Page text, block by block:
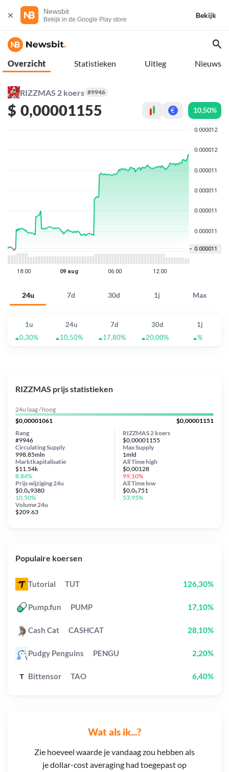
Newsbit
Bekijk in de Google Play store
Bekijk
Overzicht Statistieken Uitleg Nieuws
RIZZMAS 2 koers #9946
$ 0,00001155 € 10,50%
24u 7d 30d 1j Max
1u 24u 7d 30d
1j
0,30%
10,50% 17,80% 20,00% %
Wat als ik...?
Zie hoeveel waarde je vandaag zou hebben als
je dollar-cost averaging had toegepast op
RIZZMAS prijs statistieken
24u laag / hoog
$0,00001061
$0,00001151
RIZZMAS 2 koers
$0,00001155
Circulating Supply
998.85mln
Prijs wijziging 24u
$0,0₆9380
10,50%
Max Supply
1mld
Marktkapitalisatie
$11.54k
8,84%
Volume 24u
$209.63
Rang
#9946
All Timehigh
$0,00128
99,10%
All Time low
$0,0₅751
53,95%
Populaire koersen
Tutorial TUT 126,30%
Pump.fun PUMP 17,10%
Cash Cat CASHCAT 28,10%
Pudgy Penguins PENGU 2,20%
Bittensor TAO 6,40%